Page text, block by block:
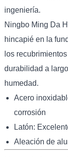
ingeniería.
Ningbo Ming Da
hincapié en la
los
durabilidad a
humedad.
Acero
corrosión
Latón:
Aleación de